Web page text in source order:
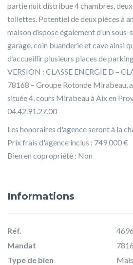
partie nuit distribue 4 chambres, deux
toilettes. Potentiel de deux pièces à
maison dispose également d’un
garage, coin buanderie et cave ainsi
d’accueillir plusieurs places de
VERSION : CLASSE ENERGIE D –
78168 – Groupe Rotonde Mirabeau,
située 4, cours Mirabeau à Aix en
04.42.91.27.00
Les honoraires d'agence seront à la
Prix frais d'agence inclus : 749 000 €
Bien en copropriété : Non
Informations
Réf.
Mandat
Type de bien